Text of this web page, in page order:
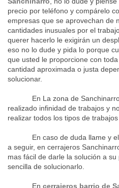
precio por teléfono y compárelo
empresas que se aprovechan de
cantidades inusuales por el
querer hacerlo le exigirán un
eso no lo dude y pida lo porque
que usted le proporcione con
cantidad aproximada o justa
solucionar.
En La zona de Sanchinarro
realizado infinidad de trabajos y
realizar todos los tipos de
En caso de duda llame y el
a seguir, en cerrajeros
mas fácil de darle la solución a
sencilla de solucionarlo.
En cerrajeros barrio de